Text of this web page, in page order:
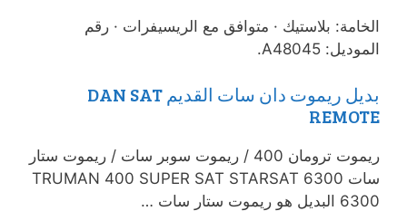
الخامة: بلاستيك · متوافق مع الريسيفرات · رقم
الموديل: A48045.
بديل ريموت دان سات القديم DAN SAT
REMOTE
ريموت ترومان 400 / ريموت سوبر سات / ريموت ستار
سات 6300 TRUMAN 400 SUPER SAT STARSAT
6300 البديل هو ريموت ستار سات …